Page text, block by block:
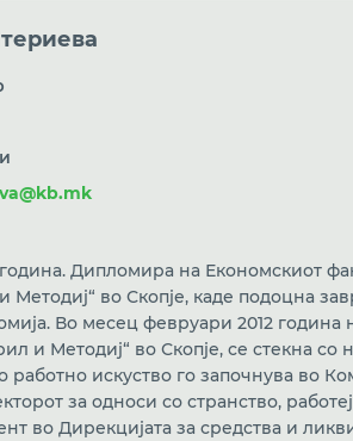
Дипломира на Економскиот
Методиј“ во Скопје, каде подоцна
Во месец февруари 2012 година
и Методиј“ во Скопје, се стекна со
работно искуство го започнува во
за односи со странство,
во Дирекцијата за средства и